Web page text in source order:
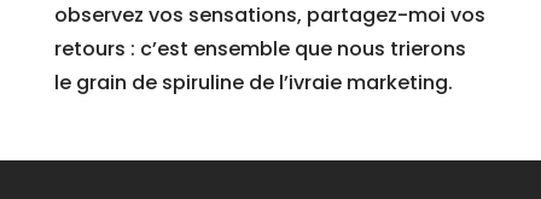
observez vos sensations, partagez-moi vos
retours : c’est ensemble que nous trierons
le grain de spiruline de l’ivraie marketing.